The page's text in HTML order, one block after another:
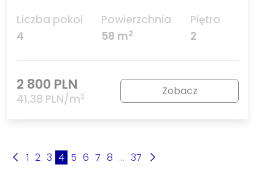
Liczba pokoi
4
Powierzchnia
58 m2
Piętro
2
2 800 PLN
41,38 PLN/m2 Zobacz
1 2 3 4 5 6 7 8 ... 37